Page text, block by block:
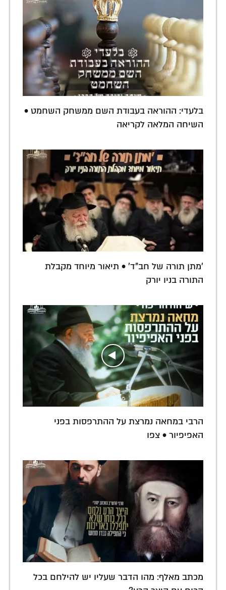
בלעדי: ההוראה בעבודת השם ממשחק השחמט •
השיחה המלאה לקריאה
'מתן תורה של חב"ד' • תיאור מיוחד מקבלת
התורה בניו יורק
הרבי במחאה נמרצת על ההתרפסות בפני
האפיפיור • צפו
מכתב מאלף: מהו הדבר שעליו יש להילחם בכל